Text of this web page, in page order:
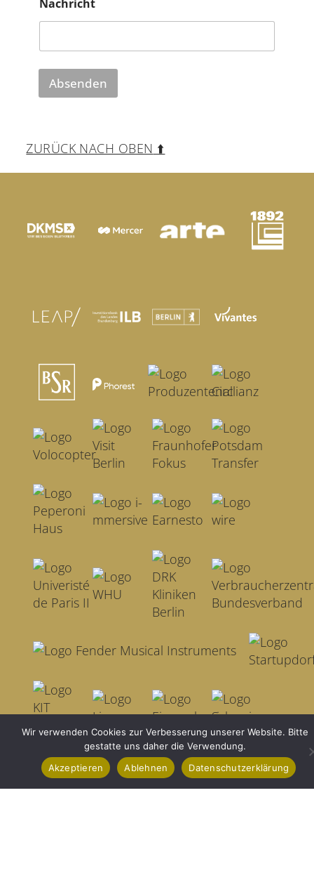
Nachricht
Absenden
ZURÜCK NACH OBEN ⬆️
Wir verwenden Cookies zur Verbesserung unserer Website. Bitte
gestatte uns daher die Verwendung.
Akzeptieren
Ablehnen Datenschutzerklärung